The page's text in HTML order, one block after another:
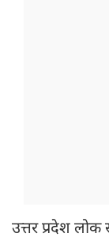
उत्तर प्रदेश